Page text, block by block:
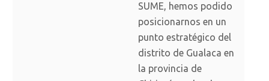
SUME, hemos podido
posicionarnos en un
punto estratégico del
distrito de Gualaca en
la provincia de